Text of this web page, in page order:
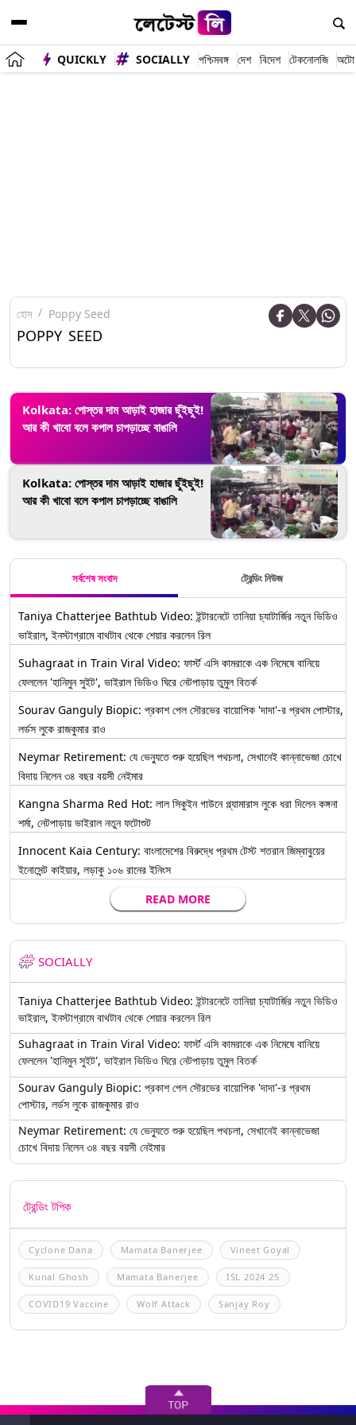
QUICKLY SOCIALLY পশ্চিমবঙ্গ দেশ বিদেশ টেকনোলজি অটো
হোম Poppy Seed
POPPY SEED
Kolkata: পোস্তর দাম আড়াই হাজার ছুঁইছুই!
আর কী খাবো বলে কপাল চাপড়াচ্ছে বাঙালি
Kolkata: পোস্তর দাম আড়াই হাজার ছুঁইছুই!
আর কী খাবো বলে কপাল চাপড়াচ্ছে বাঙালি
সর্বশেষ সংবাদ ট্রেন্ডিং নিউজ
Taniya Chatterjee Bathtub Video: ইন্টারনেটে তানিয়া চ্যাটার্জির নতুন ভিডিও
ভাইরাল, ইনস্টাগ্রামে বাথটাব থেকে শেয়ার করলেন রিল
Suhagraat in Train Viral Video: ফার্স্ট এসি কামরাকে এক নিমেষে বানিয়ে
ফেললেন 'হানিমুন সুইট', ভাইরাল ভিডিও ঘিরে নেটপাড়ায় তুমুল বিতর্ক
Sourav Ganguly Biopic: প্রকাশ পেল সৌরভের বায়োপিক 'দাদা'-র প্রথম পোস্টার,
লর্ডস লুকে রাজকুমার রাও
Neymar Retirement: যে ভেন্যুতে শুরু হয়েছিল পথচলা, সেখানেই কান্নাভেজা চোখে
বিদায় নিলেন ৩৪ বছর বয়সী নেইমার
Kangna Sharma Red Hot: লাল সিকুইন গাউনে গ্ল্যামারাস লুকে ধরা দিলেন কঙ্গনা
শর্মা, নেটপাড়ায় ভাইরাল নতুন ফটোশুট
Innocent Kaia Century: বাংলাদেশের বিরুদ্ধে প্রথম টেস্ট শতরান জিম্বাবুয়ের
ইনোসেন্ট কাইয়ার, লড়াকু ১০৬ রানের ইনিংস
READ MORE
SOCIALLY
Taniya Chatterjee Bathtub Video: ইন্টারনেটে তানিয়া চ্যাটার্জির নতুন ভিডিও
ভাইরাল, ইনস্টাগ্রামে বাথটাব থেকে শেয়ার করলেন রিল
Suhagraat in Train Viral Video: ফার্স্ট এসি কামরাকে এক নিমেষে বানিয়ে
ফেললেন 'হানিমুন সুইট', ভাইরাল ভিডিও ঘিরে নেটপাড়ায় তুমুল বিতর্ক
Sourav Ganguly Biopic: প্রকাশ পেল সৌরভের বায়োপিক 'দাদা'-র প্রথম
পোস্টার, লর্ডস লুকে রাজকুমার রাও
Neymar Retirement: যে ভেন্যুতে শুরু হয়েছিল পথচলা, সেখানেই কান্নাভেজা
চোখে বিদায় নিলেন ৩৪ বছর বয়সী নেইমার
ট্রেন্ডিং টপিক
Cyclone Dana Mamata Banerjee Vineet Goyal
Kunal Ghosh Mamata Banerjee ISL 2024 25
COVID19 Vaccine Wolf Attack Sanjay Roy